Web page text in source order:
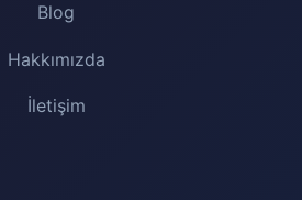
Blog
Hakkımızda
İletişim